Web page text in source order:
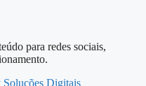
para redes sociais,